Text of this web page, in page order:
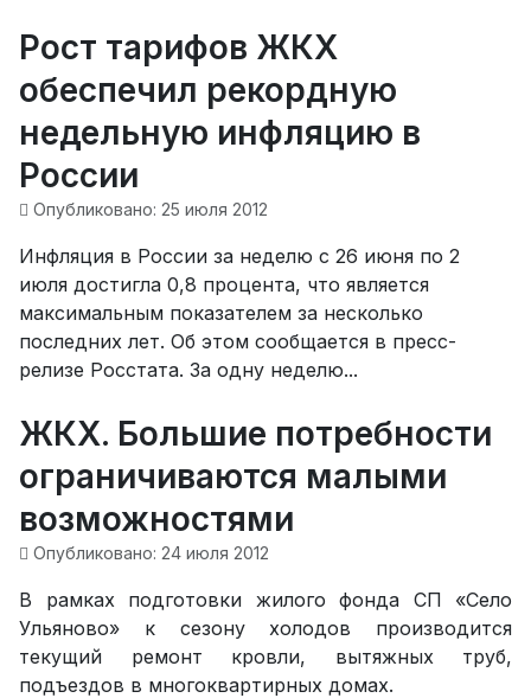
Рост тарифов ЖКХ
обеспечил рекордную
недельную инфляцию в
России
Опубликовано: 25 июля 2012
Инфляция в России за неделю с 26 июня по 2
июля достигла 0,8 процента, что является
максимальным показателем за несколько
последних лет. Об этом сообщается в пресс-
релизе Росстата. За одну неделю...
ЖКХ. Большие потребности
ограничиваются малыми
возможностями
Опубликовано: 24 июля 2012
В рамках подготовки жилого фонда СП «Село
Ульяново» к сезону холодов производится
текущий ремонт кровли, вытяжных труб,
подъездов в многоквартирных домах.